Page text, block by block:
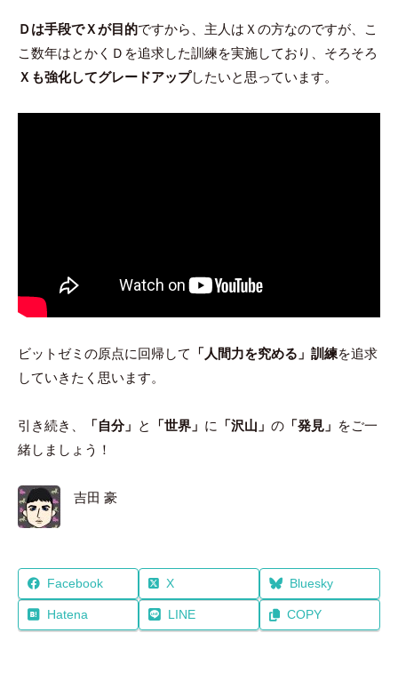
Ｄは手段でＸが目的ですから、主人はＸの方なのですが、こ
こ数年はとかくＤを追求した訓練を実施しており、そろそろ
Ｘも強化してグレードアップしたいと思っています。
ビットゼミの原点に回帰して 「人間力を究める」訓練を追求
していきたく思います。
引き続き、 「自分」 と 「世界」 に 「沢山」 の 「発見」 をご一
緒しましょう！
吉田 豪
Facebook X Bluesky
Hatena LINE COPY